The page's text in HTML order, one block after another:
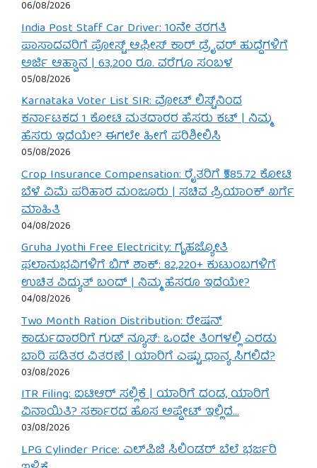
06/08/2026
India Post Staff Car Driver: 10ನೇ ತರಗತಿ
ಪಾಸಾದವರಿಗೆ ಪೋಸ್ಟ್ ಆಫೀಸ್ ಕಾರ್ ಡ್ರೈವರ್ ಹುದ್ದೆಗಳಿಗೆ
ಅರ್ಜಿ ಆಹ್ವಾನ | 63,200 ರೂ. ವರೆಗೂ ಸಂಬಳ
05/08/2026
Karnataka Voter List SIR: ವೋಟ್ ಲಿಸ್ಟ್‌ನಿಂದ
ಕರ್ನಾಟಕದ 1 ಕೋಟಿ ಮತದಾರರ ಹೆಸರು ಕಟ್ | ನಿಮ್ಮ
ಹೆಸರು ಇದೆಯೇ? ಈಗಲೇ ಹೀಗೆ ಪರಿಶೀಲಿಸಿ
05/08/2026
Crop Insurance Compensation: ರೈತರಿಗೆ ₹585.72 ಕೋಟಿ
ಬೆಳೆ ವಿಮೆ ಪರಿಹಾರ ಮಂಜೂರು | ಸಚಿವ ಪ್ರಿಯಾಂಕ್ ಖರ್ಗೆ
ಮಾಹಿತಿ
04/08/2026
Gruha Jyothi Free Electricity: ಗೃಹಜ್ಯೋತಿ
ಫಲಾನುಭವಿಗಳಿಗೆ ಬಿಗ್ ಶಾಕ್: 82,220+ ಕುಟುಂಬಗಳಿಗೆ
ಉಚಿತ ವಿದ್ಯುತ್ ಬಂದ್ | ನಿಮ್ಮ ಹೆಸರೂ ಇದೆಯೇ?
04/08/2026
Two Month Ration Distribution: ರೇಷನ್
ಕಾರ್ಡುದಾರರಿಗೆ ಗುಡ್ ನ್ಯೂಸ್: ಒಂದೇ ತಿಂಗಳಲ್ಲಿ ಎರಡು
ಬಾರಿ ಪಡಿತರ ವಿತರಣೆ | ಯಾರಿಗೆ ಎಷ್ಟು ಧಾನ್ಯ ಸಿಗಲಿದೆ?
03/08/2026
ITR Filing: ಐಟಿಆರ್ ಸಲ್ಲಿಕೆ | ಯಾರಿಗೆ ದಂಡ, ಯಾರಿಗೆ
ವಿನಾಯಿತಿ? ಸರ್ಕಾರದ ಹೊಸ ಅಪ್ಡೇಟ್ ಇಲ್ಲಿದೆ…
03/08/2026
LPG Cylinder Price: ಎಲ್‌ಪಿಜಿ ಸಿಲಿಂಡರ್ ಬೆಲೆ ಭರ್ಜರಿ